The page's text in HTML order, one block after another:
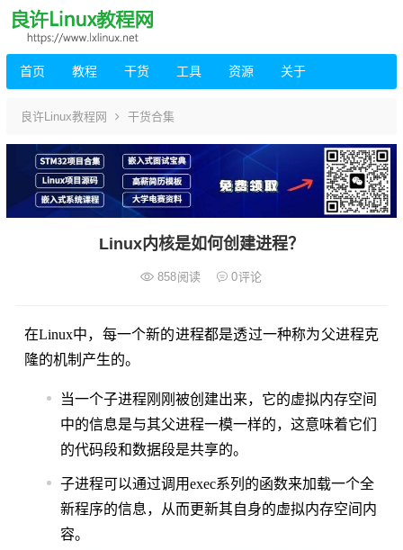
首页 教程 干货 工具 资源 关于
良许Linux教程网 干货合集
Linux内核是如何创建进程？
858阅读 0评论
在Linux中，每一个新的进程都是透过一种称为父进程克
隆的机制产生的。
当一个子进程刚刚被创建出来，它的虚拟内存空间
中的信息是与其父进程一模一样的，这意味着它们
的代码段和数据段是共享的。
子进程可以通过调用exec系列的函数来加载一个全
新程序的信息，从而更新其自身的虚拟内存空间内
容。